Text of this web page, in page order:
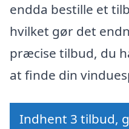
endda bestille et
hvilket gør det
præcise tilbud, du
at finde din
Indhent 3 tilbud,